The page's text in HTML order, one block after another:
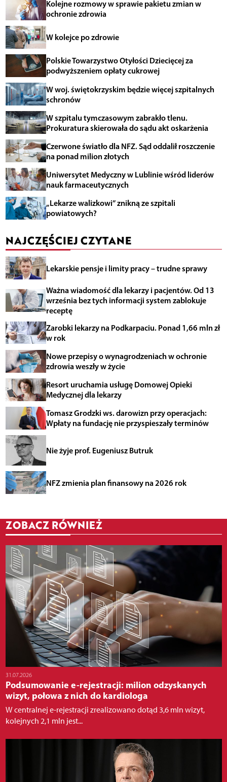
Kolejne rozmowy w sprawie pakietu zmian w
ochronie zdrowia
W kolejce po zdrowie
Polskie Towarzystwo Otyłości Dziecięcej za
podwyższeniem opłaty cukrowej
W woj. świętokrzyskim będzie więcej szpitalnych
schronów
W szpitalu tymczasowym zabrakło tlenu.
Prokuratura skierowała do sądu akt oskarżenia
Czerwone światło dla NFZ. Sąd oddalił roszczenie
na ponad milion złotych
Uniwersytet Medyczny w Lublinie wśród liderów
nauk farmaceutycznych
„Lekarze walizkowi” znikną ze szpitali
powiatowych?
NAJCZĘŚCIEJ CZYTANE
Lekarskie pensje i limity pracy – trudne sprawy
Ważna wiadomość dla lekarzy i pacjentów. Od 13
września bez tych informacji system zablokuje
receptę
Zarobki lekarzy na Podkarpaciu. Ponad 1,66 mln zł
w rok
Nowe przepisy o wynagrodzeniach w ochronie
zdrowia weszły w życie
Resort uruchamia usługę Domowej Opieki
Medycznej dla lekarzy
Tomasz Grodzki ws. darowizn przy operacjach:
Wpłaty na fundację nie przyspieszały terminów
Nie żyje prof. Eugeniusz Butruk
NFZ zmienia plan finansowy na 2026 rok
ZOBACZ RÓWNIEŻ
31.07.2026
Podsumowanie e-rejestracji: milion odzyskanych
wizyt, połowa z nich do kardiologa
W centralnej e-rejestracji zrealizowano dotąd 3,6 mln wizyt,
kolejnych 2,1 mln jest...